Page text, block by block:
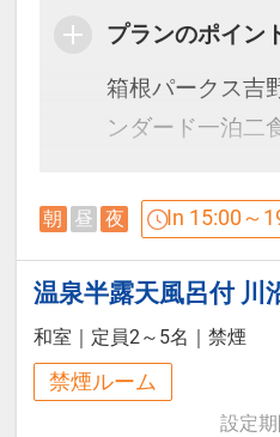
です。
【貸切露天風呂
5階SPAゾーン
利用時間：
回）
料金：3，300円
※当日フロント
す。
オープンキッチ
和洋バイキング
す。
■営業時間：
プランのポイン
箱根パークス吉
ンダード一泊二
四季折々の旬の
席料理と、箱根
喫。
初めての箱根旅
ル・ファミリー
様におすすめの
朝 昼 夜 In 15:00～
和室 定員2～5名 禁煙
禁煙ルーム
設定期